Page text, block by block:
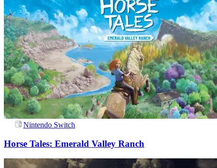
Nintendo Switch
Horse Tales: Emerald Valley Ranch